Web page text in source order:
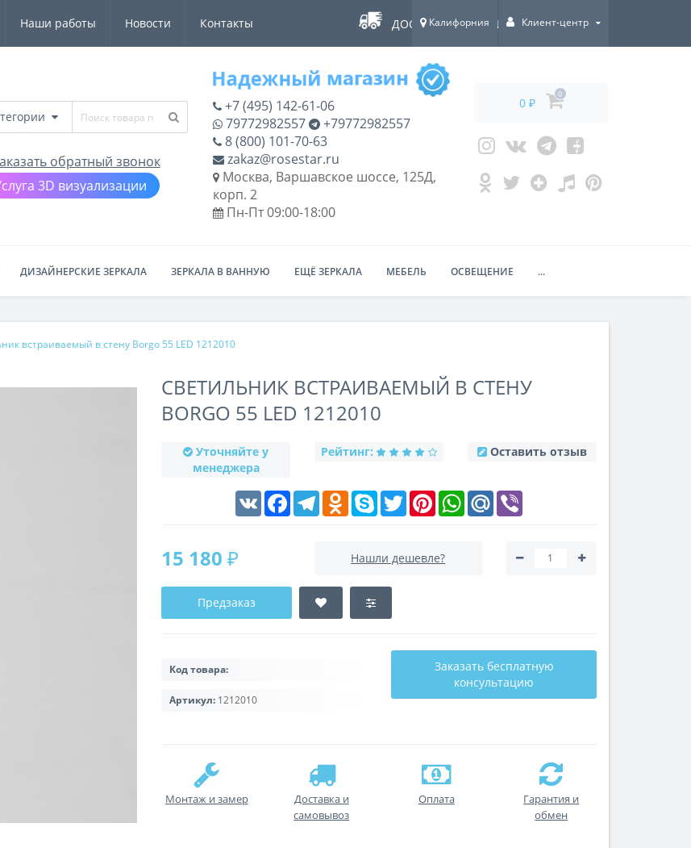
Наши работы Новости Контакты ДОСТАВКА ПО ВСЕЙ РОССИИ!
Калифорния Клиент-центр
обратный звонок
3D визуализации
+7 (495) 142-61-06
79772982557
+79772982557
8 (800) 101-70-63
zakaz@rosestar.ru
Москва, Варшавское шоссе, 125Д,
корп. 2
Пн-Пт 09:00-18:00
0 ₽
0
ДИЗАЙНЕРСКИЕ ЗЕРКАЛА ЗЕРКАЛА В ВАННУЮ ЕЩЁ ЗЕРКАЛА МЕБЕЛЬ ОСВЕЩЕНИЕ ...
встраиваемый в стену Borgo 55 LED 1212010
СВЕТИЛЬНИК ВСТРАИВАЕМЫЙ В СТЕНУ
BORGO 55 LED 1212010
Уточняйте у
менеджера
Рейтинг: Оставить отзыв
VK FacebookTelegramOdnoklassniki
Skype Twitter PinterestWhatsAppMail.Ru
15 180 ₽ Нашли дешевле?
Предзаказ
Код товара:
Артикул: 1212010
Заказать бесплатную
консультацию
Монтаж и замер
Доставка и
самовывоз
Оплата
Гарантия и
обмен